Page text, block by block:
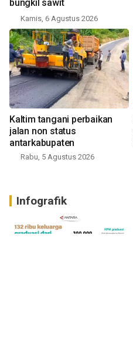
bungkil sawit
Kamis, 6 Agustus 2026
Kaltim tangani perbaikan
jalan non status
antarkabupaten
Rabu, 5 Agustus 2026
Infografik